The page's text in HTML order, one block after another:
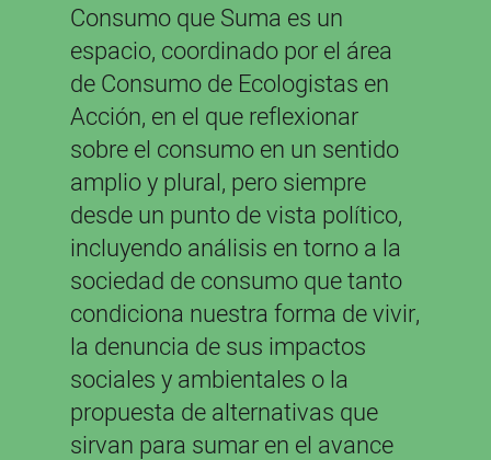
Consumo que Suma es un
espacio, coordinado por el área
de Consumo de Ecologistas en
Acción, en el que reflexionar
sobre el consumo en un sentido
amplio y plural, pero siempre
desde un punto de vista político,
incluyendo análisis en torno a la
sociedad de consumo que tanto
condiciona nuestra forma de vivir,
la denuncia de sus impactos
sociales y ambientales o la
propuesta de alternativas que
sirvan para sumar en el avance